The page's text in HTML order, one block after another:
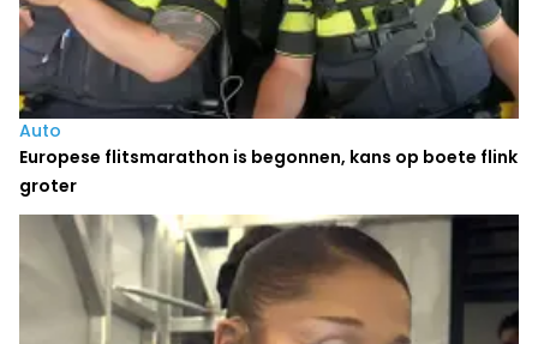
Auto
Europese flitsmarathon is begonnen, kans op boete flink
groter